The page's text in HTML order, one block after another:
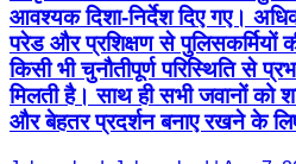
आवश्यक दिशा-निर्देश दिए गए।
परेड और प्रशिक्षण से पुलिसकर्मियों
किसी भी चुनौतीपूर्ण परिस्थिति से
मिलती है। साथ ही सभी जवानों को
और बेहतर प्रदर्शन बनाए रखने के